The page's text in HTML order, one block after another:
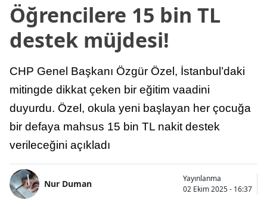
Öğrencilere 15 bin TL
destek müjdesi!
CHP Genel Başkanı Özgür Özel, İstanbul’daki
mitingde dikkat çeken bir eğitim vaadini
duyurdu. Özel, okula yeni başlayan her çocuğa
bir defaya mahsus 15 bin TL nakit destek
verileceğini açıkladı
Nur Duman
Yayınlanma
02 Ekim 2025 - 16:37